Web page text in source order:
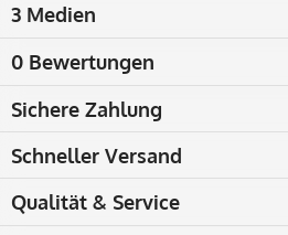
3 Medien
0 Bewertungen
Sichere Zahlung
Schneller Versand
Qualität & Service